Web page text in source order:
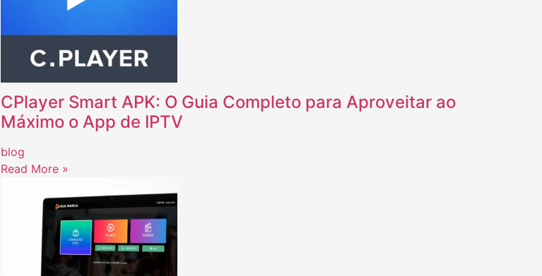
CPlayer Smart APK: O Guia Completo para Aproveitar ao
Máximo o App de IPTV
blog
Read More »